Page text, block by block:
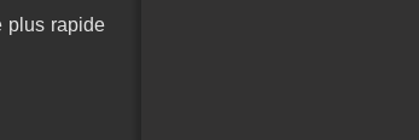
plus rapide